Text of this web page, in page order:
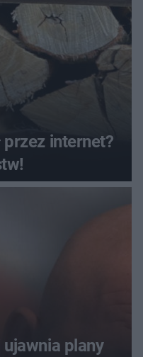
przez internet?
plany